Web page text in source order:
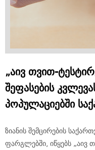
„აივ თვით-
შეფასების
პოპულაციებში
ზიანის შემცირების
ფარგლებში, იწყებს „აივ